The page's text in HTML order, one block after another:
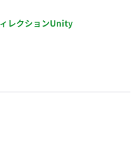
レクションUnity